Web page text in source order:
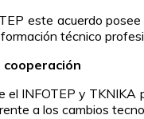
este acuerdo
técnico
el INFOTEP y
a los cambios